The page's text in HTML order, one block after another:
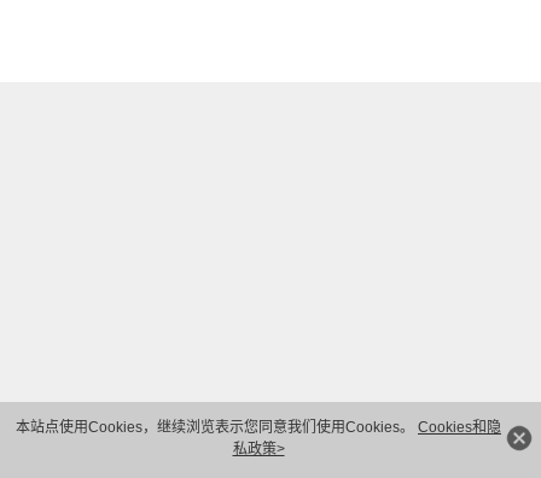
本站点使用Cookies，继续浏览表示您同意我们使用Cookies。 Cookies和隐
私政策>